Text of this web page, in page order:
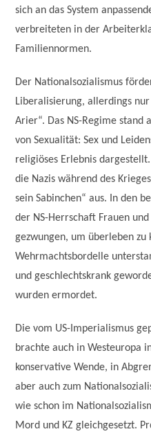
sich an das System
verbreiteten in der
Familiennormen.
Der Nationalsozialismus
Liberalisierung, allerdings
Arier“. Das NS-Regime stand
von Sexualität: Sex und
religiöses Erlebnis
die Nazis während des
sein Sabinchen“ aus. In den
der NS-Herrschaft Frauen
gezwungen, um überleben zu
Wehrmachtsbordelle
und geschlechtskrank
wurden ermordet.
Die vom US-Imperialismus
brachte auch in Westeuropa
konservative Wende, in
aber auch zum
wie schon im
Mord und KZ gleichgesetzt.